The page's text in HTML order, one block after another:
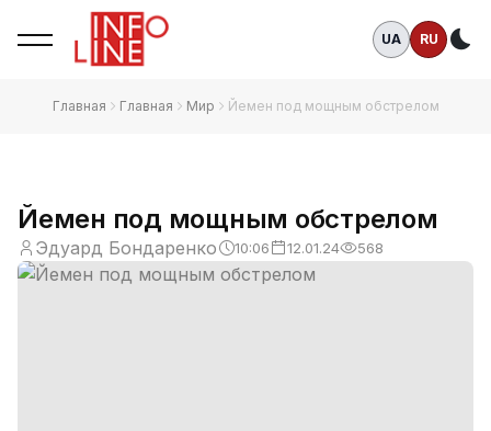
UA RU
Главная Главная Мир Йемен под мощным обстрелом
Йемен под мощным обстрелом
Эдуард Бондаренко 10:06 12.01.24 568